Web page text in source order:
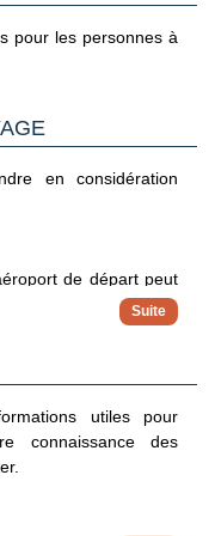
pour les personnes à
en considération
de départ peut
Orly et Roissy). Pour
garanti lorsque la ville
(ex. : Roissy ou
par TGV ou par vol
utiles pour
connaissance des